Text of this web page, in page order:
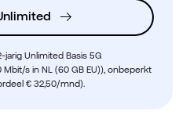
Unlimited Basis 5G
s in NL (60 GB EU)), onbeperkt
€ 32,50/mnd).